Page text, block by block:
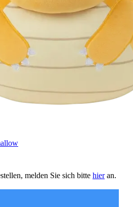
melden Sie sich bitte hieran.